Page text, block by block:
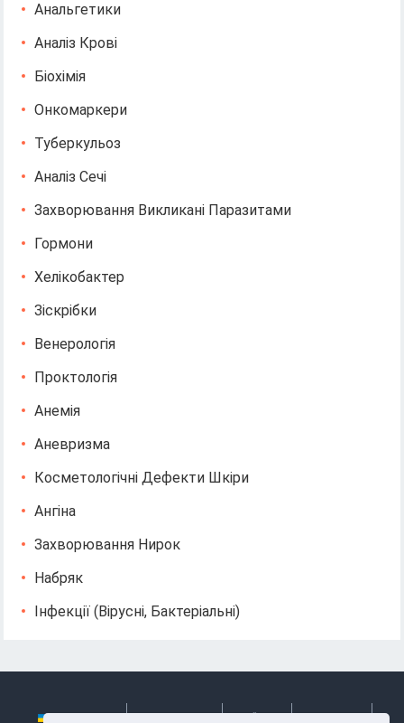
Анальгетики
Аналіз Крові
Біохімія
Онкомаркери
Туберкульоз
Аналіз Сечі
Захворювання Викликані Паразитами
Гормони
Хелікобактер
Зіскрібки
Венерологія
Проктологія
Анемія
Аневризма
Косметологічні Дефекти Шкіри
Ангіна
Захворювання Нирок
Набряк
Інфекції (вірусні, Бактеріальні)